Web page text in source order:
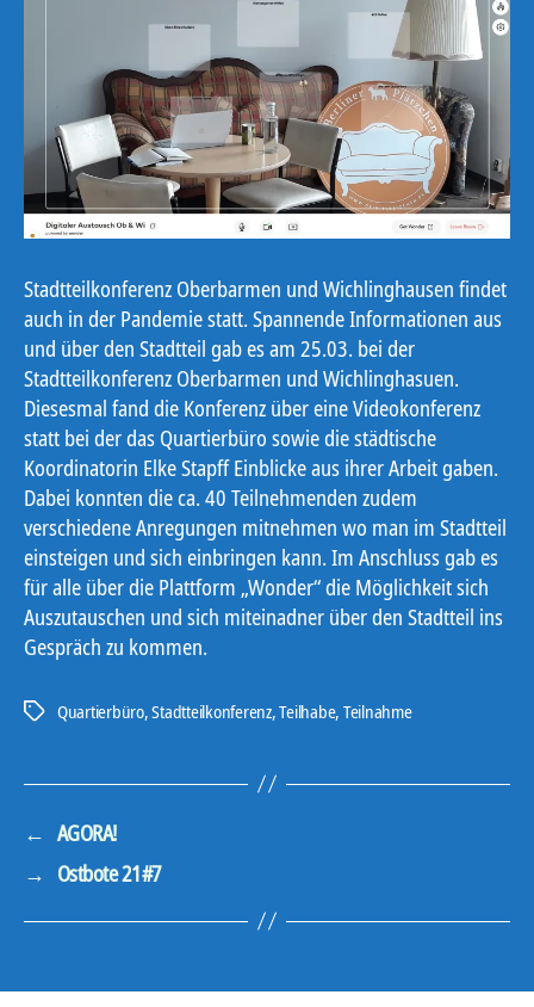
Stadtteilkonferenz Oberbarmen und Wichlinghausen findet
auch in der Pandemie statt. Spannende Informationen aus
und über den Stadtteil gab es am 25.03. bei der
Stadtteilkonferenz Oberbarmen und Wichlinghasuen.
Diesesmal fand die Konferenz über eine Videokonferenz
statt bei der das Quartierbüro sowie die städtische
Koordinatorin Elke Stapff Einblicke aus ihrer Arbeit gaben.
Dabei konnten die ca. 40 Teilnehmenden zudem
verschiedene Anregungen mitnehmen wo man im Stadtteil
einsteigen und sich einbringen kann. Im Anschluss gab es
für alle über die Plattform „Wonder“ die Möglichkeit sich
Auszutauschen und sich miteinadner über den Stadtteil ins
Gespräch zu kommen.
Schlagwörter
Quartierbüro,Stadtteilkonferenz,Teilhabe, Teilnahme
← AGORA!
→ Ostbote 21#7